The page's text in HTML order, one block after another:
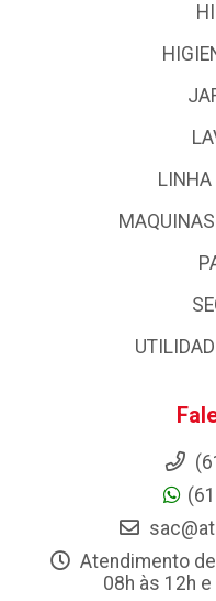
Atendimento
08h às 12h